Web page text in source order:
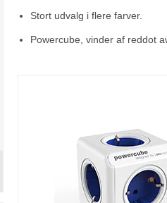
Stort udvalg i flere farver.
Powercube, vinder af reddot